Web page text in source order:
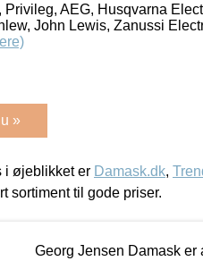
AEG, Husqvarna
John Lewis, Zanussi
»
i øjeblikket er Damask.dk,
sortiment til gode priser.
Georg Jensen Damask